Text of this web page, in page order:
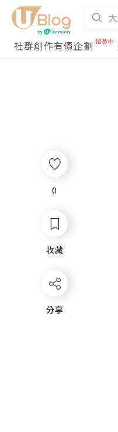
社群創作有價企劃
0
收藏
分享
0
收藏
分享